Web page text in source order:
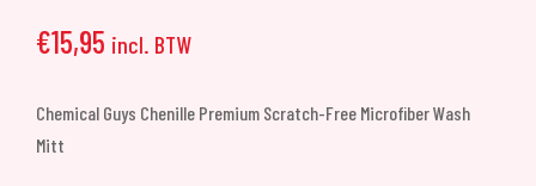
€15,95 incl. BTW
Chemical Guys Chenille Premium Scratch-Free Microfiber Wash
Mitt